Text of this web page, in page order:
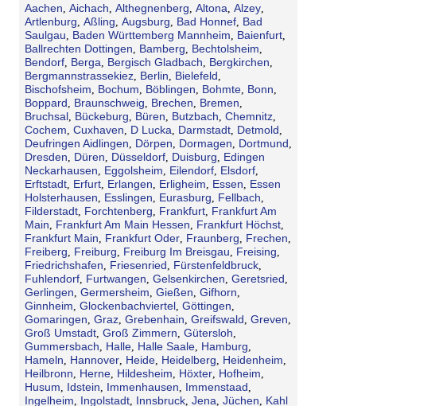
Aachen Aichach Althegnenberg Altona Alzey,
Artlenburg Aßling Augsburg Bad Honnef, Bad
Saulgau
Baden Württemberg Mannheim Baienfurt,
Ballrechten Dottingen Bamberg Bechtolsheim
Bendorf, Berga Bergisch Gladbach Bergkirchen
Bergmannstrassekiez, Berlin Bielefeld
Bischofsheim Bochum Böblingen Bohmte, Bonn
Boppard Braunschweig Brechen Bremen
Bruchsal, Bückeburg Büren Butzbach Chemnitz,
Cochem Cuxhaven D Lucka Darmstadt, Detmold
Deufringen Aidlingen Dörpen Dormagen Dortmund
Dresden Düren Düsseldorf, Duisburg
Edingen
Neckarhausen
Eggolsheim Eilendorf, Elsdorf,
Erftstadt, Erfurt, Erlangen Erligheim Essen
Essen
Holsterhausen
Esslingen Eurasburg Fellbach
Filderstadt, Forchtenberg Frankfurt, Frankfurt Am
Main
Frankfurt Am Main Hessen Frankfurt Höchst,
Frankfurt Main Frankfurt Oder, Fraunberg Frechen
Freiberg Freiburg Freiburg Im Breisgau Freising
Friedrichshafen Friesenried Fürstenfeldbruck,
Fuhlendorf, Furtwangen Gelsenkirchen Geretsried
Gerlingen Germersheim Gießen Gifhorn
Ginnheim Glockenbachviertel, Göttingen
Gomaringen Graz, Grebenhain Greifswald Greven
Groß Umstadt, Groß Zimmern Gütersloh
Gummersbach Halle, Halle Saale, Hamburg
Hameln Hannover, Heide, Heidelberg Heidenheim
Heilbronn Herne, Hildesheim Höxter, Hofheim
Husum Idstein Immenhausen Immenstaad
Ingelheim Ingolstadt, Innsbruck, Jena Jüchen
Kahl